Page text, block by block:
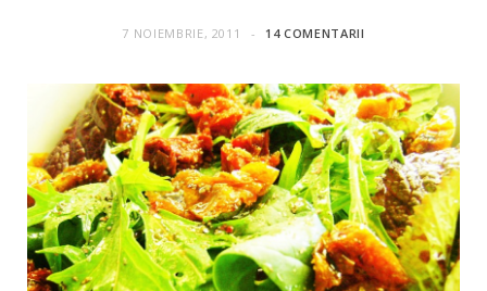
7 NOIEMBRIE, 2011 14 COMENTARII